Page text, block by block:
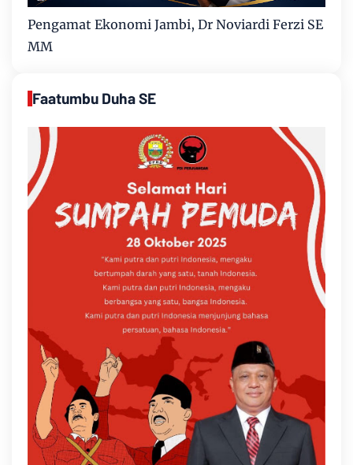
Pengamat Ekonomi Jambi, Dr Noviardi Ferzi SE
MM
Faatumbu Duha SE